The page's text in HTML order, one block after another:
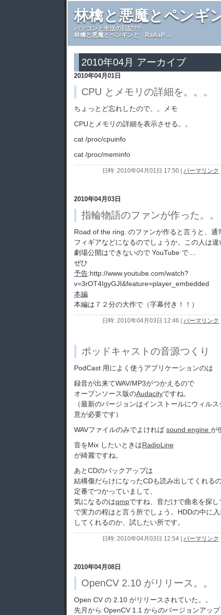
林檎と悪魔とペンギ
パソコンと生活の日記??
林檎と悪魔とペンギンと RaAaP ...
2010年04月 アーカイブ
2010年04月01日
CPU とメモリの詳細を。。。
ちょっとど忘れしたので。。メモ
CPUとメモリの詳細を表示させる。。
cat /proc/cpuinfo
cat /proc/meminfo
日時: 2010年04月01日 17:50 パーマリンク
2010年04月03日
指輪物語のファンが作った。。
Road of the ring. のファンが作ると言うと、
フィギアなどになるのでしょうか。この人は
劇場公開はできないので YouTube で....
ぜひ
予告:http://www.youtube.com/watch?
v=3rOT4IgyGJI&feature=player_embedded
本編
本編は７２分の大作で（字幕付き！！）
日時: 2010年04月03日 12:46 パーマリンク
ポッドキャストの音源つくり
PodCast 用によく使うアプリケーションのは
録音が出来てWAV/MP3がつかえるので
オープンソース版のAudacityですね。
（最新のバージョンはインストールにウィル
意が必要です）
WAVファイルのみでよければ sound engine が
音をMix したいときはRadioLine
が綺麗ですね。
あとCDのバックアップは
結構傷だらけになったCDも読み出してくれる
定番でつかっていまして、
気になるのはqmpですね、音だけで曲名を探
で実力の程はと言う所でしょう。HDDの中に
してくれるのか、試したい所です。
日時: 2010年04月03日 12:54 パーマリンク
2010年04月08日
OpenCV 2.10 がリリース。。
Open CV の 2.10 がリリースされていた。。
先月から OpenCV 1.1 からのバージョンアッ